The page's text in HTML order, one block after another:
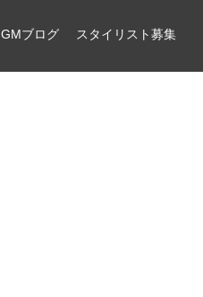
GMブログ スタイリスト募集